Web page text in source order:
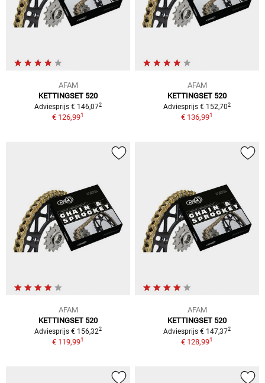
AFAM
KETTINGSET 520
Adviesprijs € 146,072
€ 126,991
AFAM
KETTINGSET 520
Adviesprijs € 152,702
€ 136,991
AFAM
KETTINGSET 520
Adviesprijs € 156,322
€ 119,991
AFAM
KETTINGSET 520
Adviesprijs € 147,372
€ 128,991